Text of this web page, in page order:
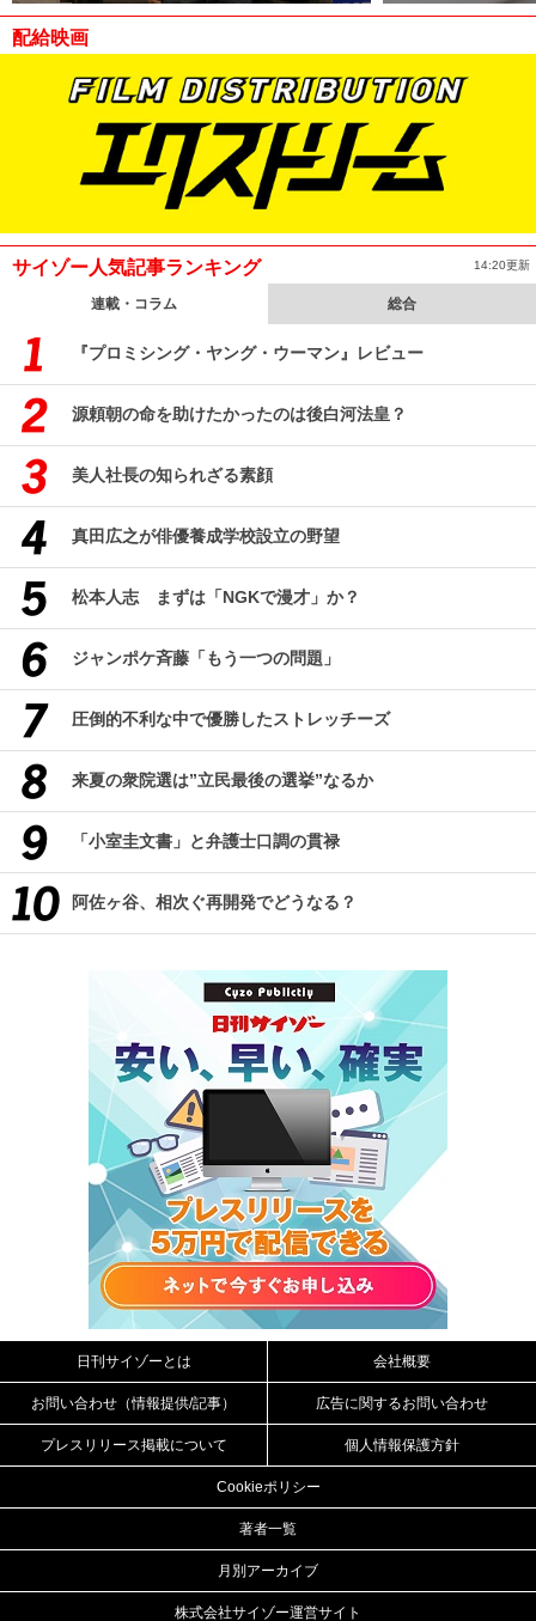
配給映画
サイゾー人気記事ランキング 14:20更新
連載・コラム 総合
『プロミシング・ヤング・ウーマン』レビュー
源頼朝の命を助けたかったのは後白河法皇？
美人社長の知られざる素顔
真田広之が俳優養成学校設立の野望
松本人志 まずは「NGKで漫才」か？
ジャンポケ斉藤「もう一つの問題」
圧倒的不利な中で優勝したストレッチーズ
来夏の衆院選は”立民最後の選挙”なるか
「小室圭文書」と弁護士口調の貫禄
阿佐ヶ谷、相次ぐ再開発でどうなる？
日刊サイゾーとは 会社概要
お問い合わせ（情報提供/記事） 広告に関するお問い合わせ
プレスリリース掲載について 個人情報保護方針
Cookieポリシー
著者一覧
月別アーカイブ
株式会社サイゾー運営サイト